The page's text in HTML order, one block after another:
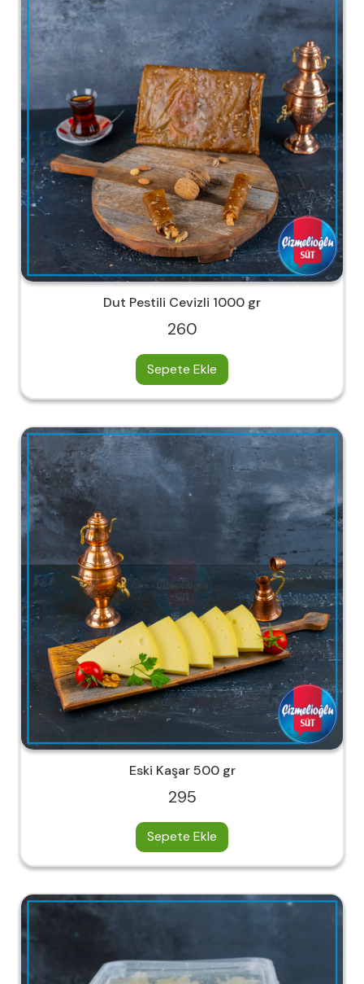
Dut Pestili Cevizli 1000 gr
260
Sepete Ekle
Eski Kaşar 500 gr
295
Sepete Ekle